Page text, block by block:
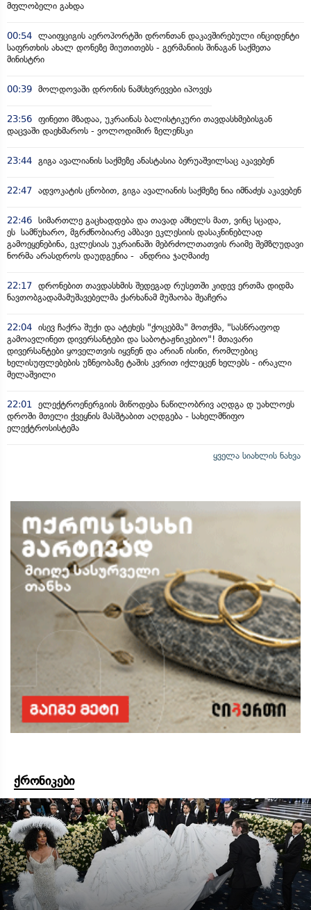
მფლობელი გახდა
00:54 ლაიფციგის აეროპორტში დრონთან დაკავშირებული ინციდენტი
საფრთხის ახალ დონეზე მიუთითებს - გერმანიის შინაგან საქმეთა
მინისტრი
00:39 მოლდოვაში დრონის ნამსხვრევები იპოვეს
23:56 ფინეთი მზადაა, უკრაინას ბალისტიკური თავდასხმებისგან
დაცვაში დაეხმაროს - ვოლოდიმირ ზელენსკი
23:44 გიგა ავალიანის საქმეზე ანასტასია ბერუაშვილსაც აკავებენ
22:47 ადვოკატის ცნობით, გიგა ავალიანის საქმეზე ნია იმნაძეს აკავებენ
22:46 სიმართლე გაცხადდება და თავად ამხელს მათ, ვინც სცადა,
ეს სამწუხარო, მგრძნობიარე ამბავი ეკლესიის დასაკნინებლად
გამოეყენებინა, ეკლესიას უკრაინაში მებრძოლთათვის რაიმე შემზღუდავი
ნორმა არასდროს დაუდგენია - ანდრია ჯაღმაიძე
22:17 დრონებით თავდასხმის შედეგად რუსეთში კიდევ ერთმა დიდმა
ნავთობგადამამუშავებელმა ქარხანამ მუშაობა შეაჩერა
22:04 ისევ ჩაქრა შუქი და ატეხეს "ქოცებმა" მოთქმა, "სასწრაფოდ
გამოავლინეთ დივერსანტები და საბოტაჟნიკებიო"! მთავარი
დივერსანტები ყოველთვის იყვნენ და არიან ისინი, რომლებიც
ხელისუფლებების უზნეობაზე ტაშის კვრით იქლეცენ ხელებს - ირაკლი
მელაშვილი
22:01 ელექტროენერგიის მიწოდება ნაწილობრივ აღდგა დ უახლოეს
დროში მთელი ქვეყნის მასშტაბით აღდგება - სახელმწიფო
ელექტროსისტემა
ყველა სიახლის ნახვა
ქრონიკები